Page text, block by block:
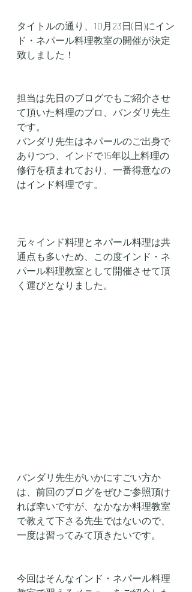
タイトルの通り、10月23日(日)にイン
ド・ネパール料理教室の開催が決定
致しました！
担当は先日のブログでもご紹介させ
て頂いた料理のプロ、バンダリ先生
です。
バンダリ先生はネパールのご出身で
ありつつ、インドで15年以上料理の
修行を積まれており、一番得意なの
はインド料理です。
元々インド料理とネパール料理は共
通点も多いため、この度インド・ネ
パール料理教室として開催させて頂
く運びとなりました。
バンダリ先生がいかにすごい方か
は、前回のブログをぜひご参照頂け
れば幸いですが、なかなか料理教室
で教えて下さる先生ではないので、
一度は習ってみて頂きたいです。
今回はそんなインド・ネパール料理